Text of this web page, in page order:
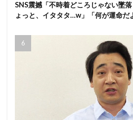
SNS震撼「不時着どころじゃない墜
ょっと、イタタタ…w」「何が運命だ